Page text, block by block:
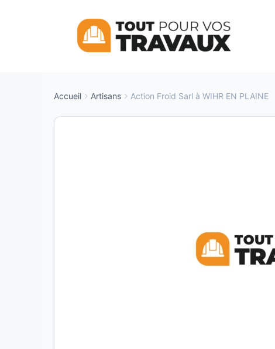
Accueil Artisans Action Froid Sarl à WIHR EN PLAINE